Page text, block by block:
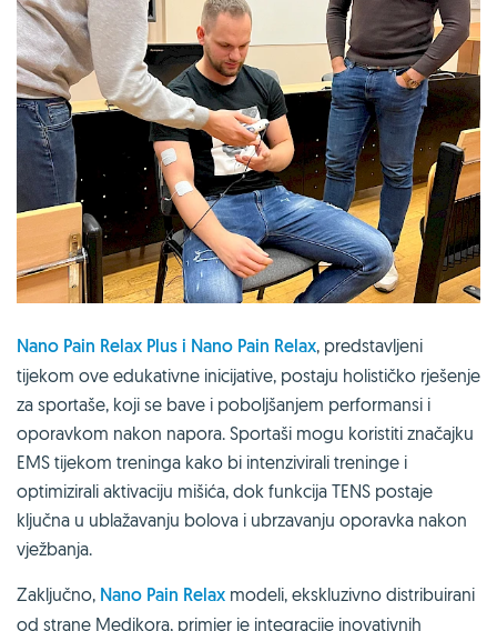
Nano Pain Relax Plus i Nano Pain Relax, predstavljeni
tijekom ove edukativne inicijative, postaju holističko rješenje
za sportaše, koji se bave i poboljšanjem performansi i
oporavkom nakon napora. Sportaši mogu koristiti značajku
EMS tijekom treninga kako bi intenzivirali treninge i
optimizirali aktivaciju mišića, dok funkcija TENS postaje
ključna u ublažavanju bolova i ubrzavanju oporavka nakon
vježbanja.
Zaključno, Nano Pain Relax modeli, ekskluzivno distribuirani
od strane Medikora, primjer je integracije inovativnih